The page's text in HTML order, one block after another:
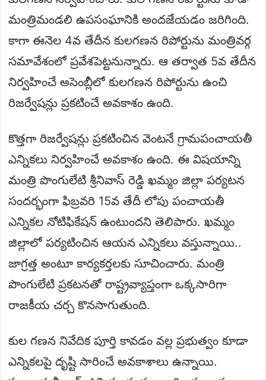
మంత్రిమండలి ఉపసంఘానికి అందజేయడం జరిగింది.
కాగా ఈనెల 4వ తేదీన కులగణన రిపోర్టును మంత్రివర్గ
సమావేశంలో ప్రవేశపెట్టనున్నారు. ఆ తర్వాత 5వ తేదీన
నిర్వహించే అసెంబ్లీలో కులగణన రిపోర్టును ఉంచి
రిజర్వేషన్లు ప్రకటించే అవకాశం ఉంది.
కొత్తగా రిజర్వేషన్లు ప్రకటించిన వెంటనే గ్రామపంచాయతీ
ఎన్నికలు నిర్వహించే అవకాశం ఉంది. ఈ విషయాన్ని
మంత్రి పొంగులేటి శ్రీనివాస్ రెడ్డి ఖమ్మం జిల్లా పర్యటన
సందర్భంగా ఫిబ్రవరి 15వ తేదీ లోపు పంచాయతీ
ఎన్నికల నోటిఫికేషన్ ఉంటుందని తెలిపారు. ఖమ్మం
జిల్లాలో పర్యటించిన ఆయన ఎన్నికలు వస్తున్నాయి..
జాగ్రత్త అంటూ కార్యకర్తలకు సూచించారు. మంత్రి
పొంగులేటి ప్రకటనతో రాష్ట్రవ్యాప్తంగా ఒక్కసారిగా
రాజకీయ చర్చ కొనసాగుతుంది.
కుల గణన నివేదిక పూర్తి కావడం వల్ల ప్రభుత్వం కూడా
ఎన్నికలపై దృష్టి సారించే అవకాశాలు ఉన్నాయి.